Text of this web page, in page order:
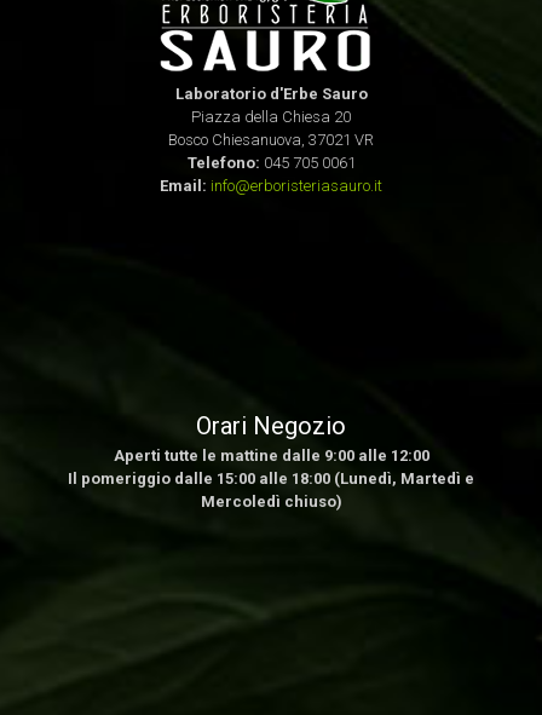
Laboratorio d'Erbe Sauro
Piazza della Chiesa 20
Bosco Chiesanuova, 37021 VR
Telefono: 045 705 0061
Email: info@erboristeriasauro.it
Orari Negozio
Aperti tutte le mattine dalle 9:00 alle 12:00
Il pomeriggio dalle 15:00 alle 18:00 (Lunedì, Martedì e
Mercoledì chiuso)